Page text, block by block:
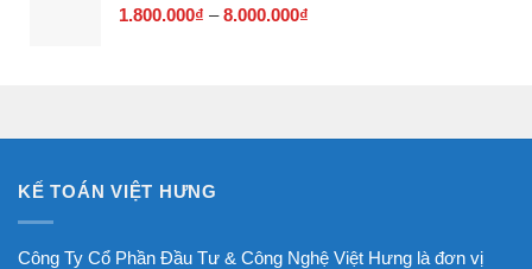
1.800.000₫ – 8.000.000₫
KẾ TOÁN VIỆT HƯNG
Công Ty Cổ Phần Đầu Tư & Công Nghệ Việt Hưng là đơn vị